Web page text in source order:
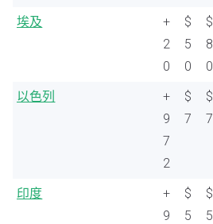
埃及
+
2
0
$
5
0
$
8
0
以色列
+
9
7
2
$
7
$
7
印度
+
9
$
5
$
5